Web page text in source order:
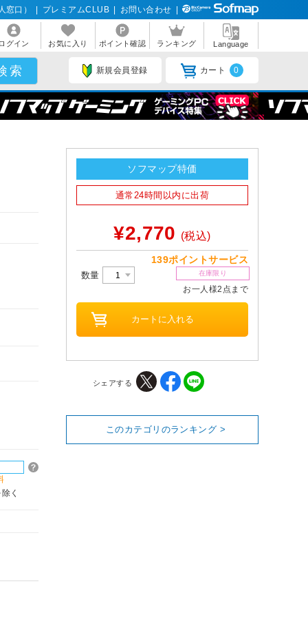
窓口） プレミアムCLUB お問い合わせ
ログイン お気に入り ポイント確認 ランキング Language
新規会員登録 カート 0
く
ソフマップ特価
通常24時間以内に出荷
¥2,770 (税込)
139ポイントサービス
数量 在庫限り
お一人様2点まで
シェアする
このカテゴリのランキング >